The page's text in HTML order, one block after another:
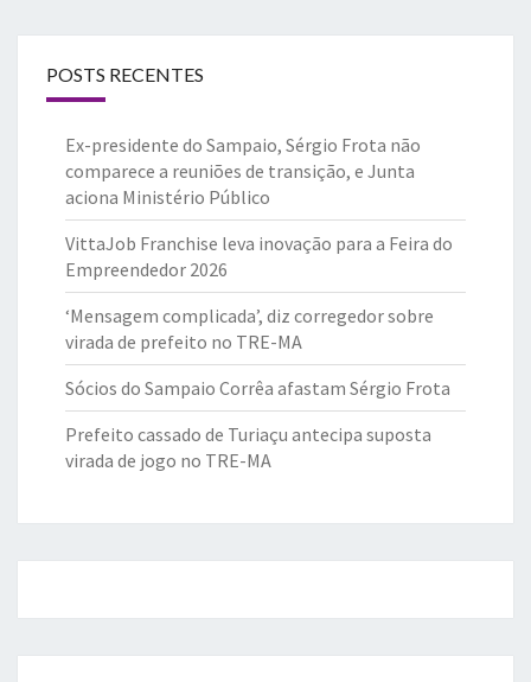
POSTS RECENTES
Ex-presidente do Sampaio, Sérgio Frota não
comparece a reuniões de transição, e Junta
aciona Ministério Público
VittaJob Franchise leva inovação para a Feira do
Empreendedor 2026
‘Mensagem complicada’, diz corregedor sobre
virada de prefeito no TRE-MA
Sócios do Sampaio Corrêa afastam Sérgio Frota
Prefeito cassado de Turiaçu antecipa suposta
virada de jogo no TRE-MA